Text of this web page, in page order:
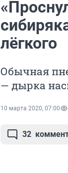
лёгкого
Обычная
— дырка
10 марта 2020, 07:00
32